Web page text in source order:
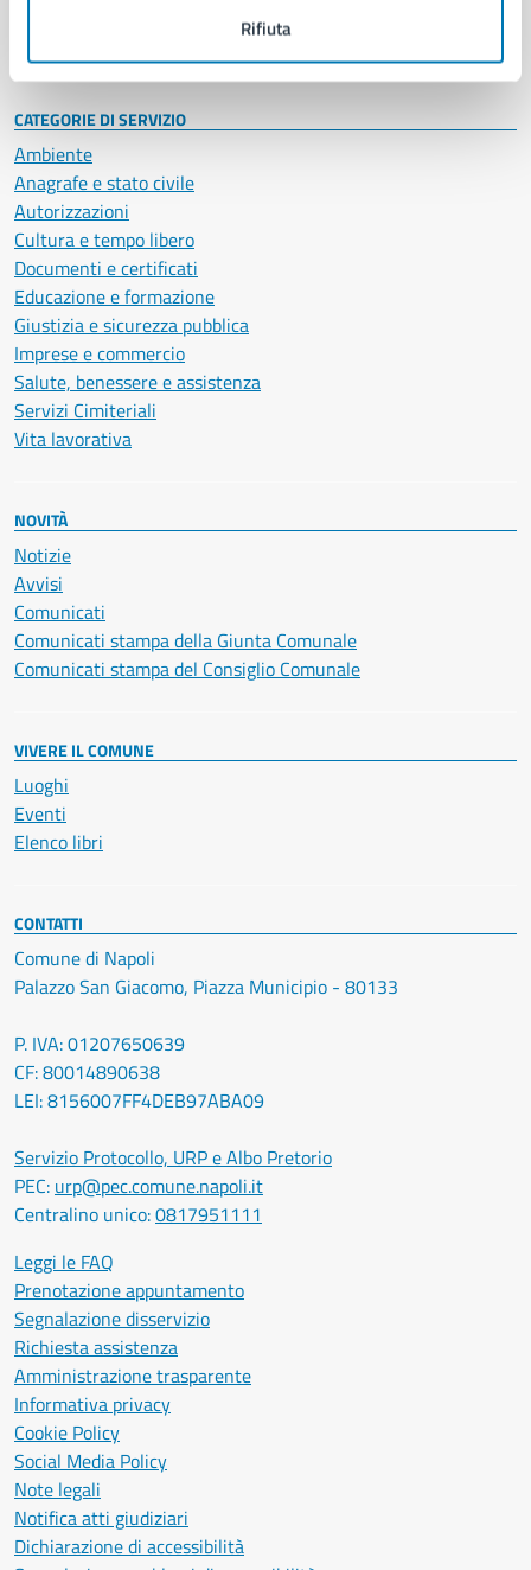
Rifiuta
Intranet, posta aziendale e protocollo
CATEGORIE DI SERVIZIO
Ambiente
Anagrafe e stato civile
Autorizzazioni
Cultura e tempo libero
Documenti e certificati
Educazione e formazione
Giustizia e sicurezza pubblica
Imprese e commercio
Salute, benessere e assistenza
Servizi Cimiteriali
Vita lavorativa
NOVITÀ
Notizie
Avvisi
Comunicati
Comunicati stampa della Giunta Comunale
Comunicati stampa del Consiglio Comunale
VIVERE IL COMUNE
Luoghi
Eventi
Elenco libri
CONTATTI
Comune di Napoli
Palazzo San Giacomo, Piazza Municipio - 80133
P. IVA: 01207650639
CF: 80014890638
LEI: 8156007FF4DEB97ABA09
Servizio Protocollo, URP e Albo Pretorio
PEC: urp@pec.comune.napoli.it
Centralino unico:0817951111
Leggi le FAQ
Prenotazione appuntamento
Segnalazione disservizio
Richiesta assistenza
Amministrazione trasparente
Informativa privacy
Cookie Policy
Social Media Policy
Note legali
Notifica atti giudiziari
Dichiarazione di accessibilità